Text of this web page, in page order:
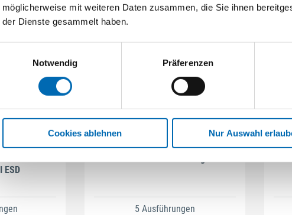
möglicherweise mit weiteren Daten zusammen, die Sie ihnen
der Dienste gesammelt haben.
Notwendig
Präferenzen
Cookies ablehnen Nur Auswahl
3800 BOA
ESD
5 Ausführungen